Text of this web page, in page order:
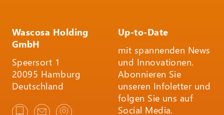
Wascosa Holding
GmbH
Speersort 1
20095 Hamburg
Deutschland
Up-to-Date
mit spannenden News
und Innovationen.
Abonnieren Sie
unseren Infoletter und
folgen Sie uns auf
Social Media.